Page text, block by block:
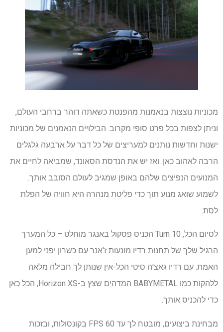
מכוניות נוצצות בנאמנות מהפנטת כשאתה דוהר ברחבי העולם,
וניתן לצפות בכל פרט סופי מקרוב. הבילויים הנאמנים של מכוניות
ישנות וחדשות נותנים למעריצים של כל דבר על ארבעה גלגלים
הרבה לאהוב כאן. ואז יש את הנדסת הסאונד, שמביאה לחיים את
המנועים הנפיצים שלהם באופן שמגיב לעולם הסובב אותך.
לשמוע שואג מנוע תוך כדי פליטת מנהרה היא חוויה של הפלת
לסת.
לסיום הכל, Turn 10 הכניס פסקול באנגר מוחלט – כל המערך
הרגיל שלך של תחנות רדיו מונעות ז'אנר עם כשרון יפני למען
האמת. עם רדיו גאצ'ה סיטי הכל-אין שנותן לך חבילה מלאה
ללהקות כמו BABYMETAL המדהים שצץ ב-Horizon XS, הכל כאן
כדי להכניס אותך.
מבחינת ביצועים, מובטח לך עד 60 FPS בקונסולות, ובזכות